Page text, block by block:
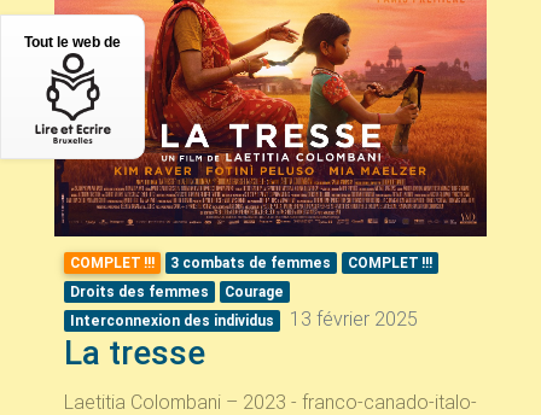
COMPLET !!! 3 combats de femmes COMPLET !!!
Droits des femmes
Courage
Interconnexion des individus
13 février 2025
La tresse
Laetitia Colombani – 2023 - franco-canado-italo-
Tout le web de